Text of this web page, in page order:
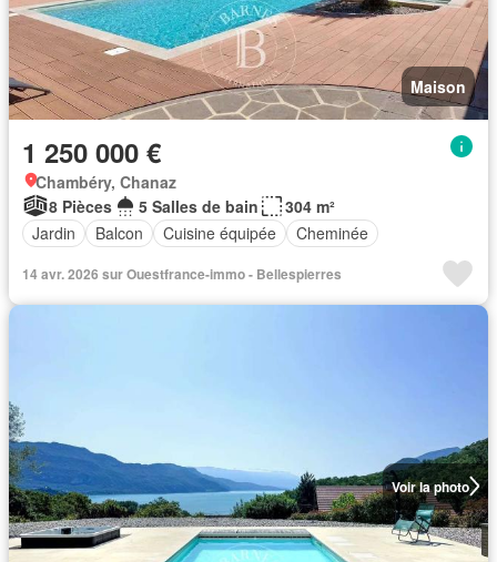
Maison
1 250 000 €
Chambéry, Chanaz
8 Pièces
5 Salles de bain
304 m²
Jardin
Balcon Cuisine équipée Cheminée
14 avr. 2026 sur Ouestfrance-immo - Bellespierres
Voir la photo